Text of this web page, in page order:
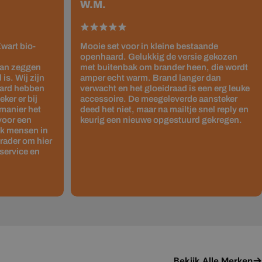
bio-
zeggen
is. Wij zijn
hebben
er bij
het
een
mensen in
om hier
en
W.M.
Mooie set voor in kleine bestaande
openhaard. Gelukkig de versie gekozen
met buitenbak om brander heen, die wordt
amper echt warm. Brand langer dan
verwacht en het gloeidraad is een erg leuke
accessoire. De meegeleverde aansteker
deed het niet, maar na mailtje snel reply en
keurig een nieuwe opgestuurd gekregen.